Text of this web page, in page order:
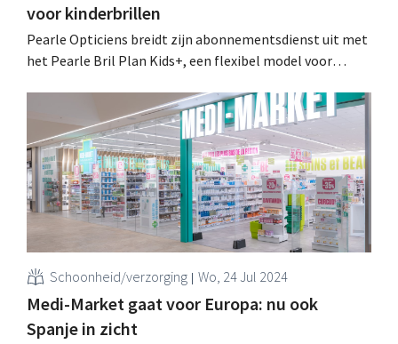
voor kinderbrillen
Pearle Opticiens breidt zijn abonnementsdienst uit met
het Pearle Bril Plan Kids+, een flexibel model voor
van de optiekketen is de behoefte bij die doelgroep het
grootst. .
Schoonheid/verzorging Wo, 24 Jul 2024
Medi-Market gaat voor Europa: nu ook
Spanje in zicht